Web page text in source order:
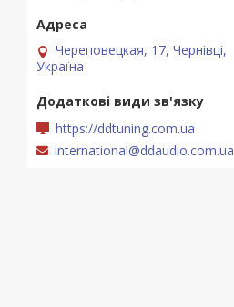
Череповецкая, 17, Чернівці,
Україна
https://ddtuning.com.ua
international@ddaudio.com.ua